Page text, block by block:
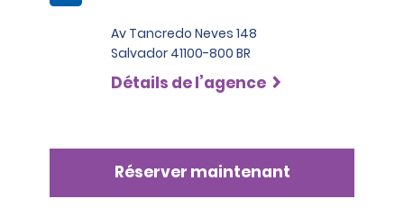
Av Tancredo Neves 148
Salvador 41100-800 BR
Détails de l’agence
Réserver maintenant